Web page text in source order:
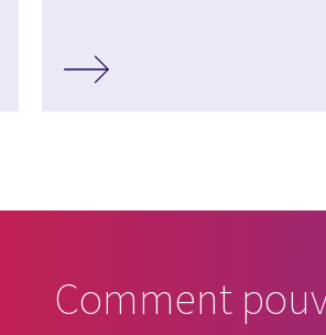
Comment